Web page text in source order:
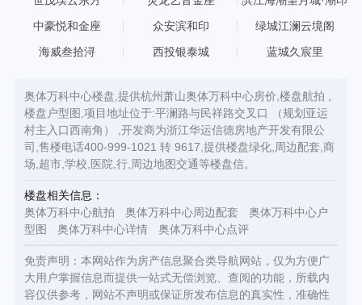
中豪悦和金座 众安滨和印 绿城江澜云境阁
海威叁拾浔 西投银泰城 蓝城久宸里
奥体万科中心楼盘,提供杭州萧山奥体万科中心房价,楼盘航拍 ,
楼盘户型图,项目地址位于:平澜路与民祥路交叉口 （规划亚运
村主入口西南角） ,开发商为浙江华运信德房地产开发有限公
司,售楼电话400-999-1021 转 9617,提供楼盘绿化,周边配套,商
场,超市,学校,医院,行,周边地图交通等楼盘信。
楼盘相关信息：
奥体万科中心航拍
奥体万科中心周边配套
奥体万科中心户
型图
奥体万科中心详情 奥体万科中心点评
免责声明：本网站作为房产信息聚合类导航网站，仅为方便广
大用户掌握信息而提供一站式无偿浏览、查阅的功能，所载内
容仅供参考，网站不声明或保证所发布信息的真实性，准确性